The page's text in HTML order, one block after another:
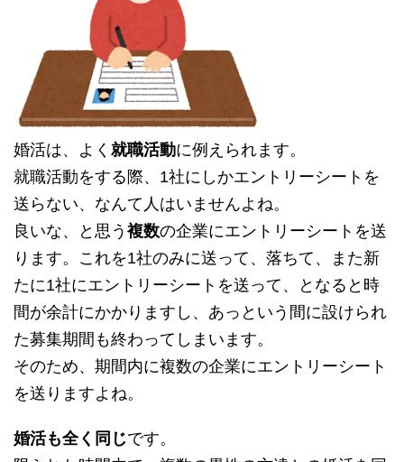
婚活は、よく 就職活動に例えられます。
就職活動をする際、1社にしかエントリーシートを
送らない、なんて人はいませんよね。
良いな、と思う 複数の企業にエントリーシートを送
ります。これを1社のみに送って、落ちて、また新
たに1社にエントリーシートを送って、となると時
間が余計にかかりますし、あっという間に設けられ
た募集期間も終わってしまいます。
そのため、期間内に複数の企業にエントリーシート
を送りますよね。
婚活も全く同じです。